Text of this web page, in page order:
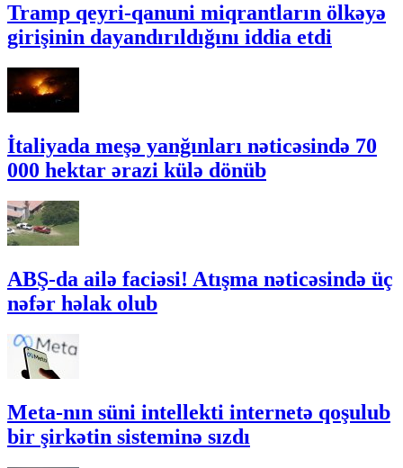
Tramp qeyri-qanuni miqrantların ölkəyə
girişinin dayandırıldığını iddia etdi
İtaliyada meşə yanğınları nəticəsində 70
000 hektar ərazi külə dönüb
ABŞ-da ailə faciəsi! Atışma nəticəsində üç
nəfər həlak olub
Meta-nın süni intellekti internetə qoşulub
bir şirkətin sisteminə sızdı